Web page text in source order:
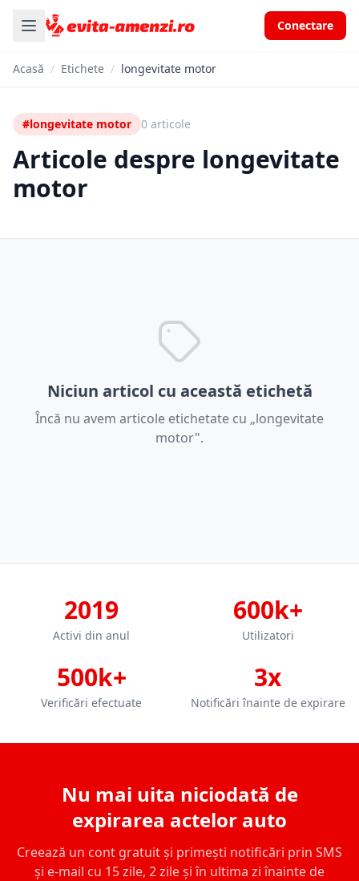
Conectare
Acasă / Etichete / longevitate motor
#longevitate motor 0 articole
Articole despre longevitate
motor
Niciun articol cu această etichetă
Încă nu avem articole etichetate cu „longevitate
motor".
2019
Activi din anul
600k+
Utilizatori
500k+
Verificări efectuate
3x
Notificări înainte de expirare
Nu mai uita niciodată de
expirarea actelor auto
Creează un cont gratuit și primești notificări prin SMS
și e-mail cu 15 zile, 2 zile și în ultima zi înainte de